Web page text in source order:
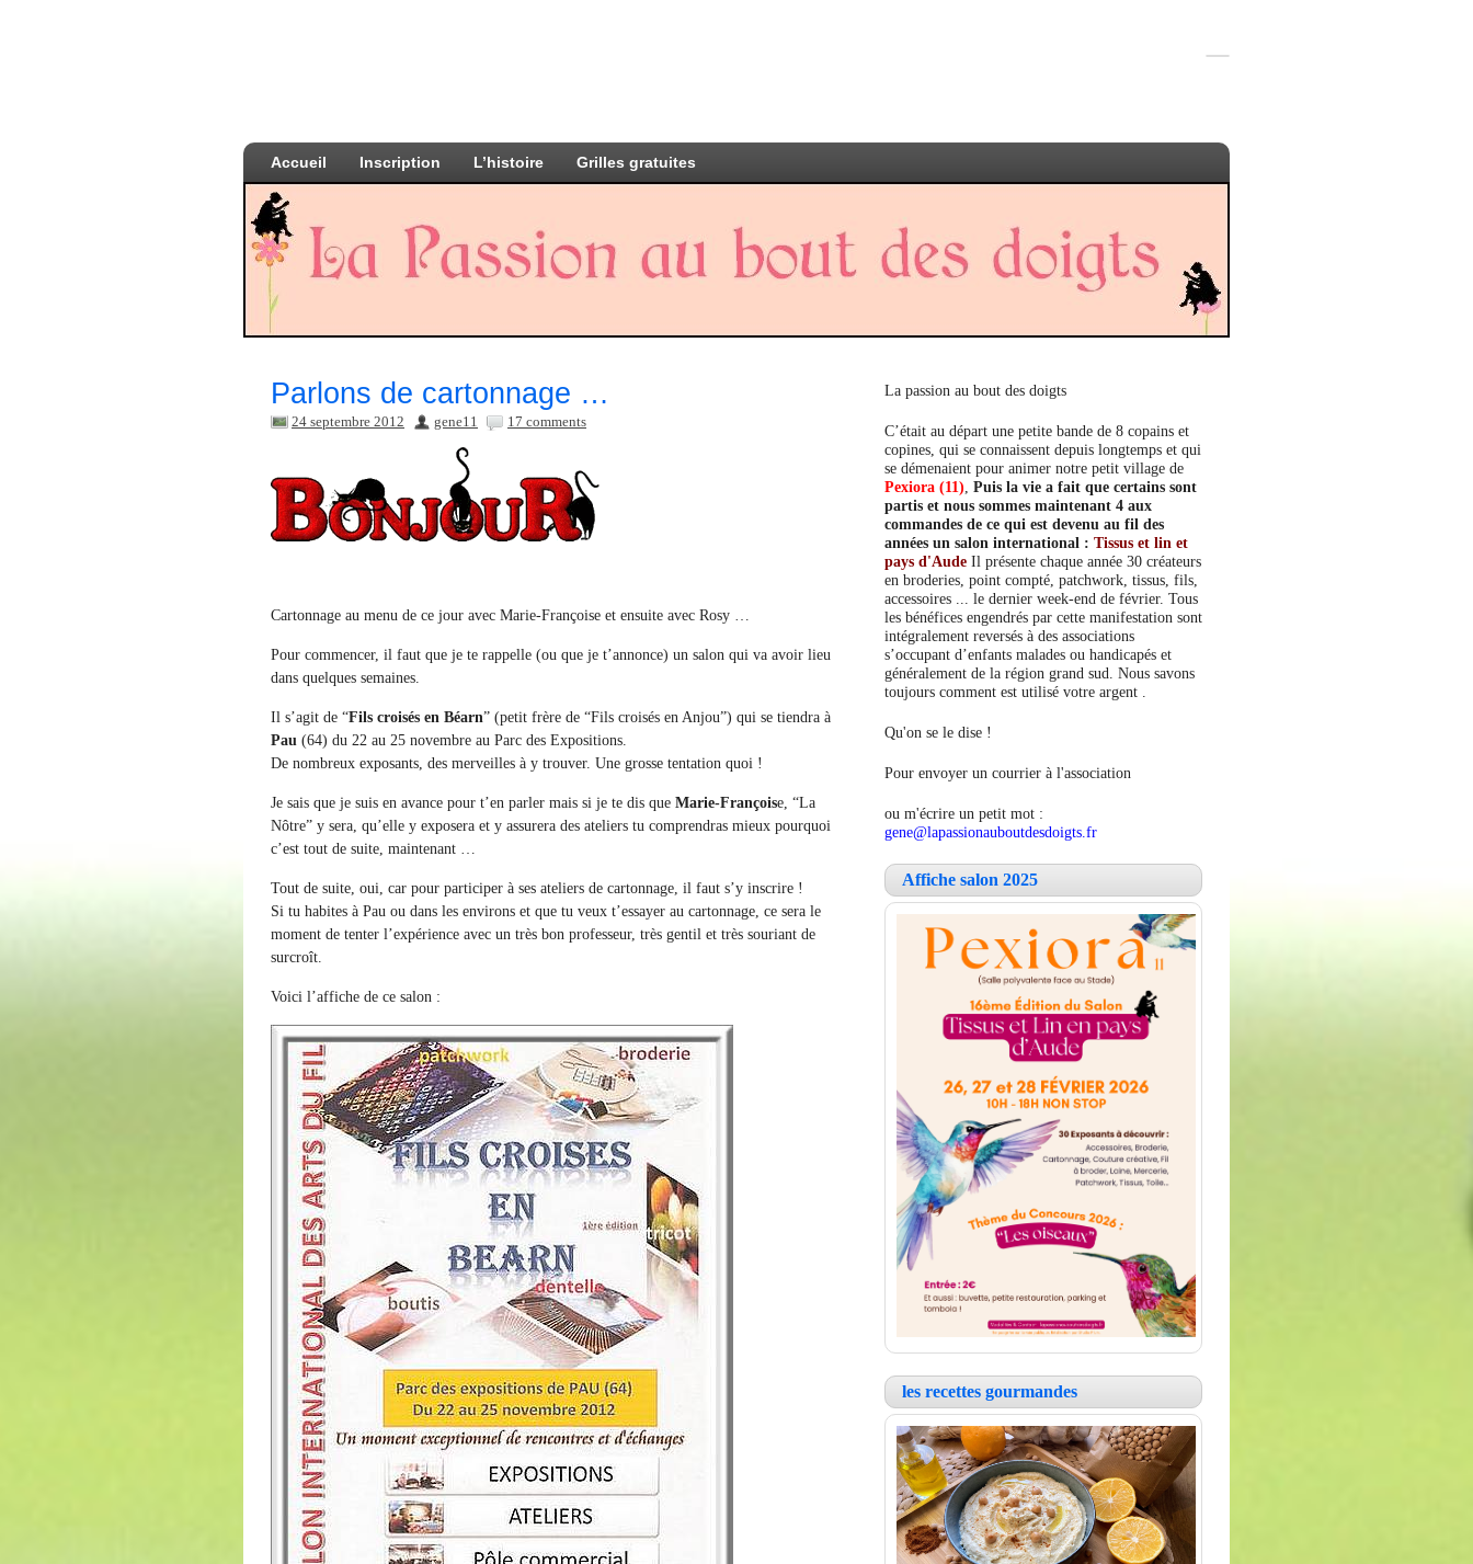
Accueil Inscription L’histoire Grilles gratuites
Parlons de cartonnage …
24 septembre 2012 gene11 17 comments
Cartonnage au menu de ce jour avec Marie-Françoise et ensuite avec Rosy …
Pour commencer, il faut que je te rappelle (ou que je t’annonce) un salon qui va avoir lieu
dans quelques semaines.
Il s’agit de “Fils croisés en Béarn” (petit frère de “Fils croisés en Anjou”) qui se tiendra à
Pau (64) du 22 au 25 novembre au Parc des Expositions.
De nombreux exposants, des merveilles à y trouver. Une grosse tentation quoi !
Je sais que je suis en avance pour t’en parler mais si je te dis que Marie-Françoise, “La
Nôtre” y sera, qu’elle y exposera et y assurera des ateliers tu comprendras mieux pourquoi
c’est tout de suite, maintenant …
Tout de suite, oui, car pour participer à ses ateliers de cartonnage, il faut s’y inscrire !
Si tu habites à Pau ou dans les environs et que tu veux t’essayer au cartonnage, ce sera le
moment de tenter l’expérience avec un très bon professeur, très gentil et très souriant de
surcroît.
Voici l’affiche de ce salon :
La passion au bout des doigts
C’était au départ une petite bande de 8 copains et
copines, qui se connaissent depuis longtemps et qui
se démenaient pour animer notre petit village de
Pexiora (11) Puis la vie a fait que certains sont
partis et nous sommes maintenant 4 aux
commandes de ce qui est devenu au fil des
années un salon international : Tissus et lin et
pays d'Aude Il présente chaque année 30 créateurs
en broderies, point compté, patchwork, tissus, fils,
accessoires ... le dernier week-end de février. Tous
les bénéfices engendrés par cette manifestation sont
intégralement reversés à des associations
s’occupant d’enfants malades ou handicapés et
généralement de la région grand sud. Nous savons
toujours comment est utilisé votre argent .
Qu'on se le dise !
Pour envoyer un courrier à l'association
ou m'écrire un petit mot :
gene@lapassionauboutdesdoigts.fr
Affiche salon 2025
les recettes gourmandes